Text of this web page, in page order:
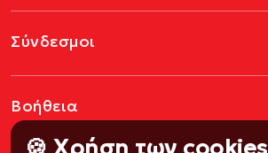
Σύνδεσμοι
Βοήθεια